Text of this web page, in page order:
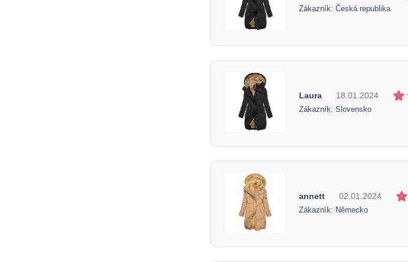
Zákazník: Česká republika
Laura 18.01.2024
Zákazník: Slovensko
annett 02.01.2024
Zákazník: Německo